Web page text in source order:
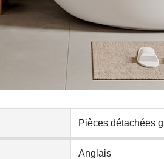
Pièces détachées
Anglais